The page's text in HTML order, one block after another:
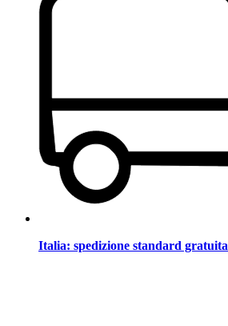
Italia: spedizione standard gratuita